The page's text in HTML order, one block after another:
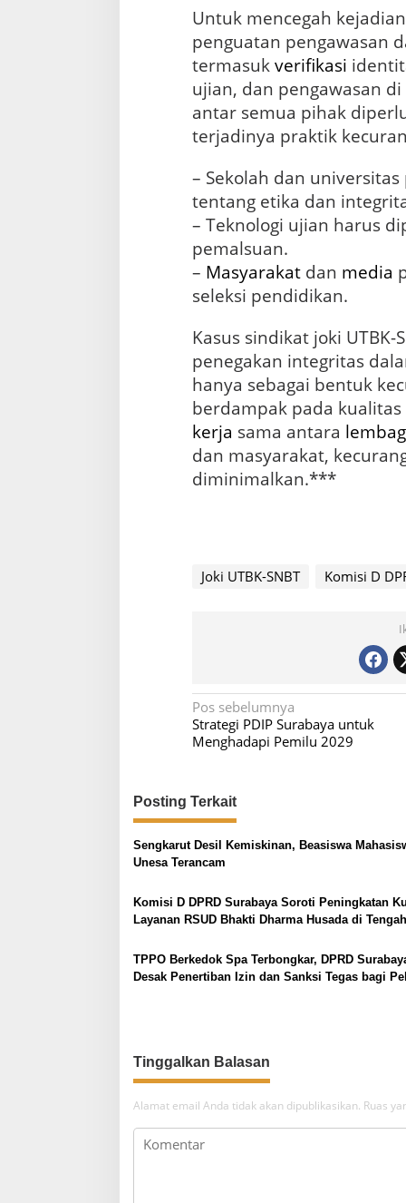
Untuk mencegah
penguatan pengawasan
termasukverifikasi
ujian, dan pengawasan
antar semua pihak
terjadinya praktik
– Sekolah dan
tentang etika dan
– Teknologi ujian harus
pemalsuan.
– Masyarakatdan media
seleksi pendidikan.
Kasus sindikat joki
penegakan integritas
hanya sebagai bentuk
berdampak pada
kerja sama antara
dan masyarakat,
diminimalkan.***
Joki UTBK-SNBT Komisi D
N
a
g
s
p
o
s
Pos sebelumnya
Strategi PDIP Surabaya untuk
Menghadapi Pemilu 2029
Posting Terkait
Sengkarut Desil Kemiskinan, Beasiswa
Unesa Terancam
Komisi D DPRD Surabaya Soroti Peningkatan
Layanan RSUD Bhakti Dharma Husada di Tengah
TPPO Berkedok Spa Terbongkar, DPRD
Desak Penertiban Izin dan Sanksi Tegas bagi
Tinggalkan Balasan
Alamat email Anda tidak akan dipublikasikan. Ruas